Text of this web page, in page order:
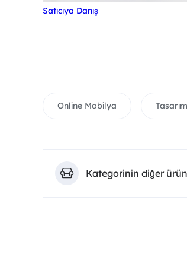
Satıcıya Danış
Online Mobilya
Kategorinin diğer